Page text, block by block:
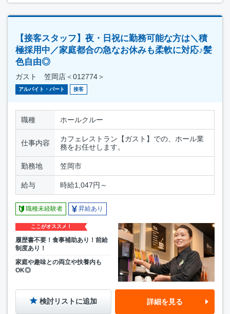
【接客スタッフ】夜・日祝に勤務可能な方は＼積
極採用中／家庭都合の急なお休みも柔軟に対応♪髪
色自由◎
ガスト 笠岡店＜012774＞
アルバイト・パート 接客
職種 ホールクルー
仕事内容
カフェレストラン【ガスト】での、ホール業
務をお任せします。
勤務地 笠岡市
給与 時給1,047円～
職種未経験者 昇給あり
ここがオススメ！
履歴書不要！食事補助あり！前給
制度あり！
家庭や趣味との両立や扶養内も
OK◎
検討リストに追加 詳細を見る